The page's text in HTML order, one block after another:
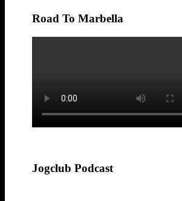
Road To Marbella
Jogclub Podcast